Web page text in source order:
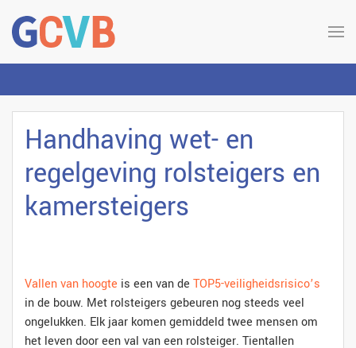
Handhaving wet- en
regelgeving rolsteigers en
kamersteigers
Vallen van hoogte is een van de TOP5-veiligheidsrisico’s
in de bouw. Met rolsteigers gebeuren nog steeds veel
ongelukken. Elk jaar komen gemiddeld twee mensen om
het leven door een val van een rolsteiger. Tientallen